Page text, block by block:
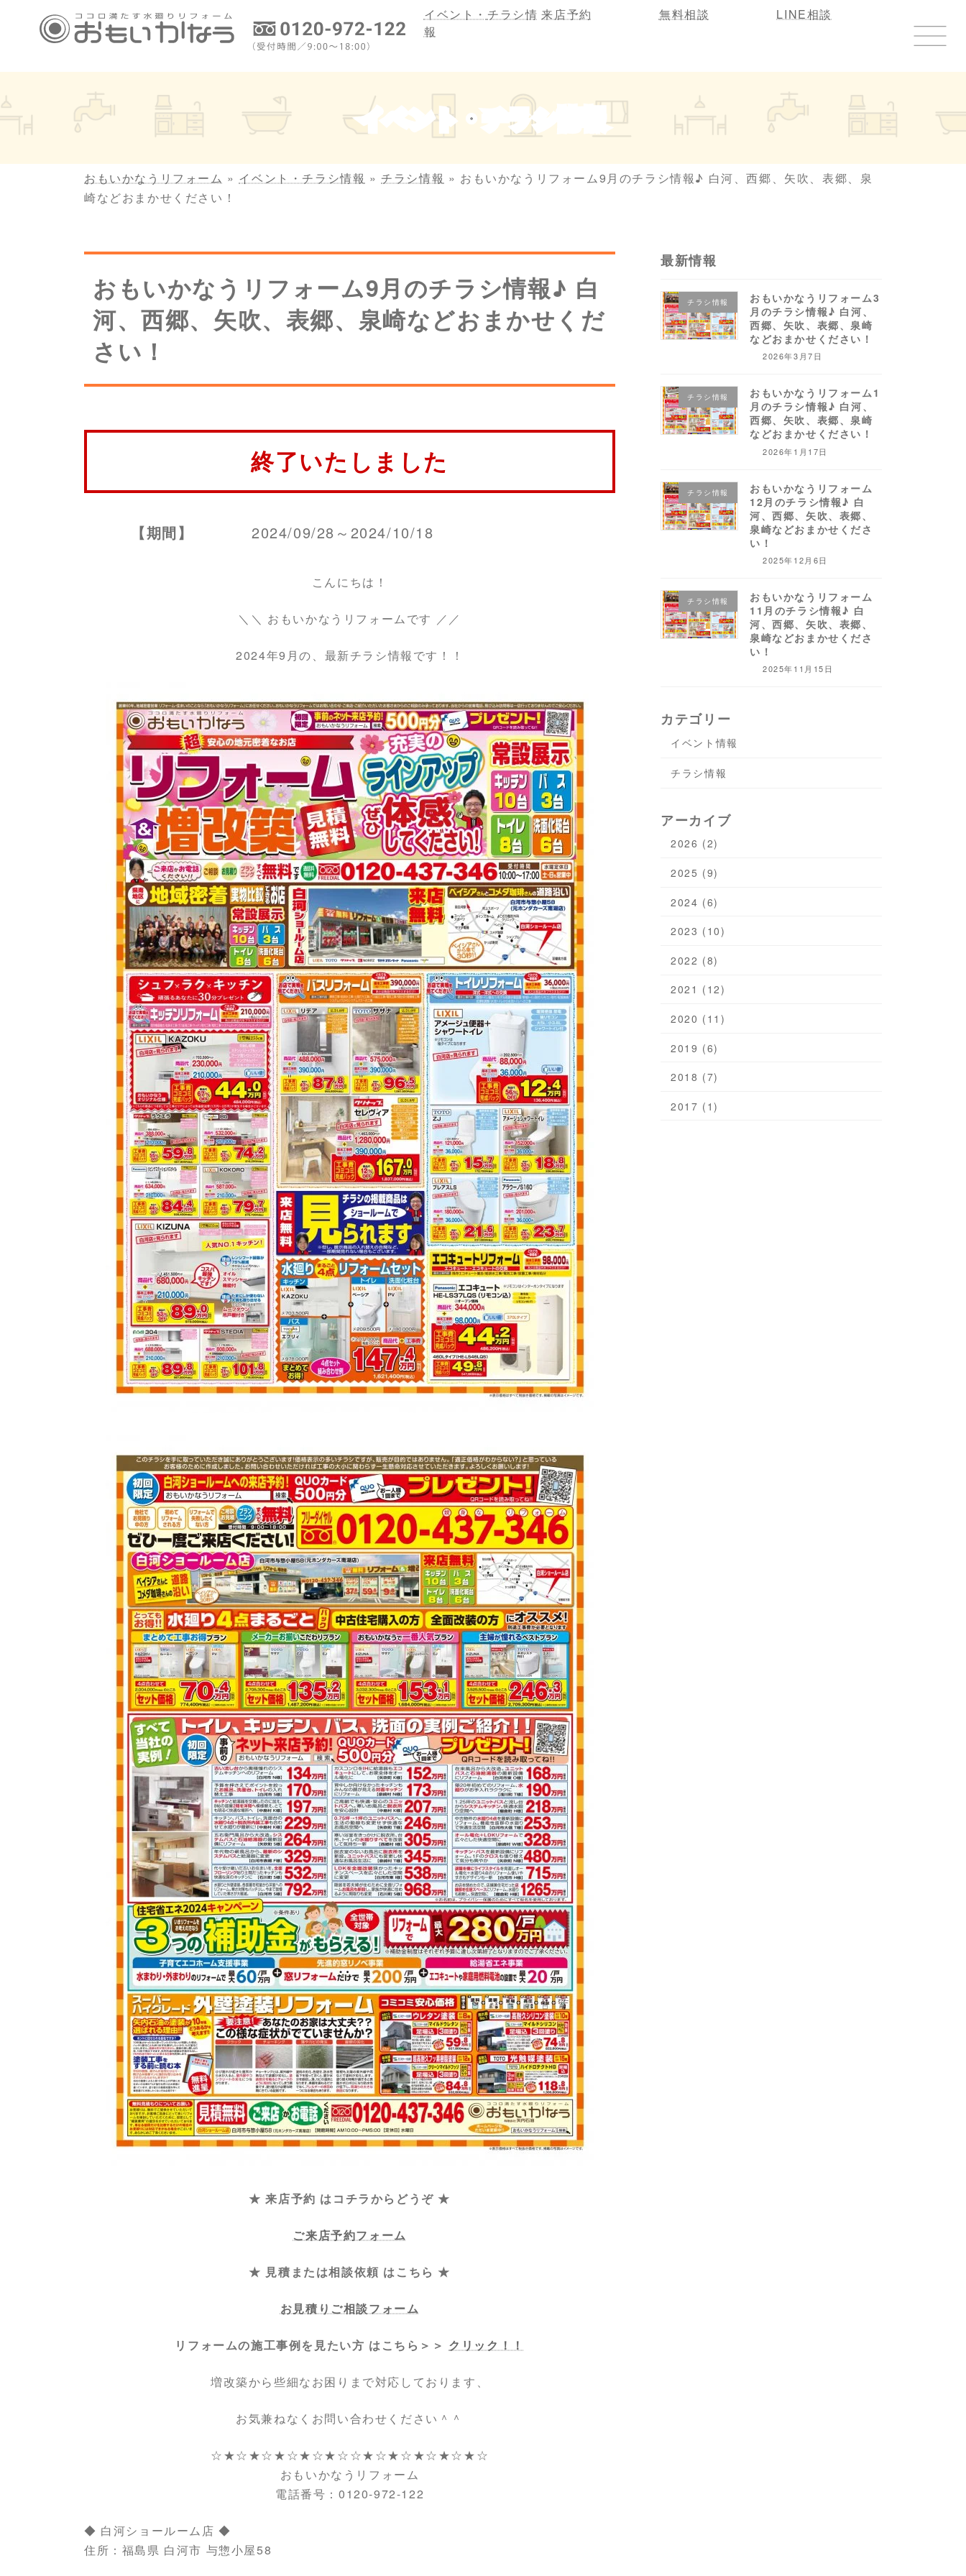
ツ
へ
ス
プ
シ
ョ
ン
動
イベント・ チラシ情
報
来店予約 無料相談 LINE相談
イベント・チラシ情報
おもいかなうリフォーム » イベント・チラシ情報 » チラシ情報 » おもいかなうリフォーム9月のチラシ情報♪ 白河、西郷、矢吹、表郷、泉
崎などおまかせください！
おもいかなうリフォーム9月のチラシ情報♪ 白
河、西郷、矢吹、表郷、泉崎などおまかせくだ
さい！
終了いたしました
【期間】 2024/09/28～2024/10/18
こんにちは！
＼＼ おもいかなうリフォームです ／／
2024年9月の、最新チラシ情報です！！
★ 来店予約 はコチラからどうぞ ★
ご来店予約フォーム
★ 見積または相談依頼 はこちら ★
お見積りご相談フォーム
リフォームの施工事例を見たい方 はこちら＞＞ クリック！！
増改築から些細なお困りまで対応しております、
お気兼ねなくお問い合わせください＾＾
☆★☆★☆★☆★☆★☆☆★☆★☆★☆★☆★☆
おもいかなうリフォーム
電話番号：0120-972-122
◆ 白河ショールーム店 ◆
住所：福島県 白河市 与惣小屋58
最新情報
チラシ情報
おもいかなうリフォーム3
月のチラシ情報♪ 白河、
西郷、矢吹、表郷、泉崎
などおまかせください！
2026年3月7日
チラシ情報
おもいかなうリフォーム1
月のチラシ情報♪ 白河、
西郷、矢吹、表郷、泉崎
などおまかせください！
2026年1月17日
チラシ情報
おもいかなうリフォーム
12月のチラシ情報♪ 白
河、西郷、矢吹、表郷、
泉崎などおまかせくださ
い！
2025年12月6日
チラシ情報
おもいかなうリフォーム
11月のチラシ情報♪ 白
河、西郷、矢吹、表郷、
泉崎などおまかせくださ
い！
2025年11月15日
カテゴリー
イベント情報
チラシ情報
アーカイブ
2026 (2)
2025 (9)
2024 (6)
2023 (10)
2022 (8)
2021 (12)
2020 (11)
2019 (6)
2018 (7)
2017 (1)